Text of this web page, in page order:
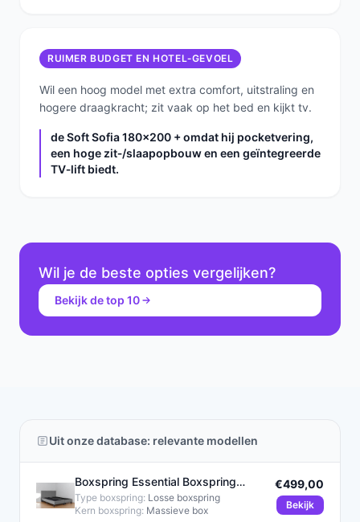
RUIMER BUDGET EN HOTEL‑GEVOEL
Wil een hoog model met extra comfort, uitstraling en
hogere draagkracht; zit vaak op het bed en kijkt tv.
de Soft Sofia 180x200 + omdat hij pocketvering,
een hoge zit‑/slaapopbouw en een geïntegreerde
TV‑lift biedt.
Wil je de beste opties vergelijken?
Bekijk de top 10
Uit onze database: relevante modellen
Boxspring Essential Boxspring
180x200 Grijs Glad
Type boxspring: Losse boxspring
Kern boxspring: Massieve box
€499,00
Bekijk